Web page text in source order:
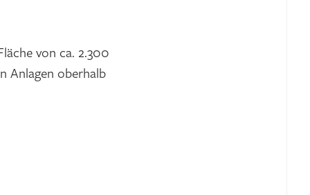
von ca. 2.300
Anlagen oberhalb